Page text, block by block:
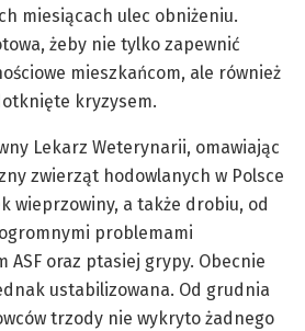
miesiącach ulec obniżeniu.
żeby nie tylko zapewnić
mieszkańcom, ale również
kryzysem.
Lekarz Weterynarii, omawiając
zwierząt hodowlanych w Polsce
wieprzowiny, a także drobiu, od
problemami
ASF oraz ptasiej grypy. Obecnie
ustabilizowana. Od grudnia
trzody nie wykryto żadnego